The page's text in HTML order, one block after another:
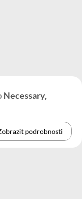
Necessary,
podrobnosti